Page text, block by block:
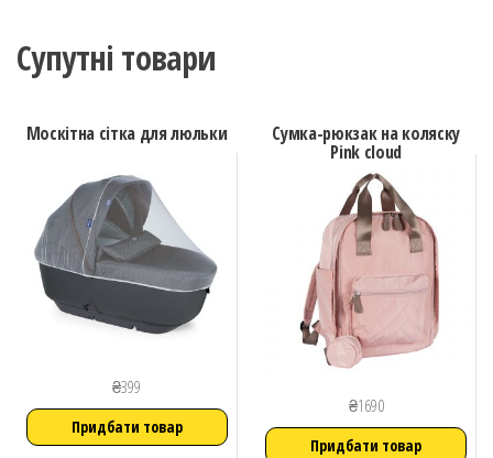
Супутні товари
Москітна сітка для люльки
₴399
Придбати товар
Сумка-рюкзак на коляску
Pink cloud
₴1690
Придбати товар